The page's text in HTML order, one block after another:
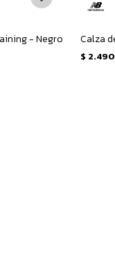
- Negro
$ 2.490